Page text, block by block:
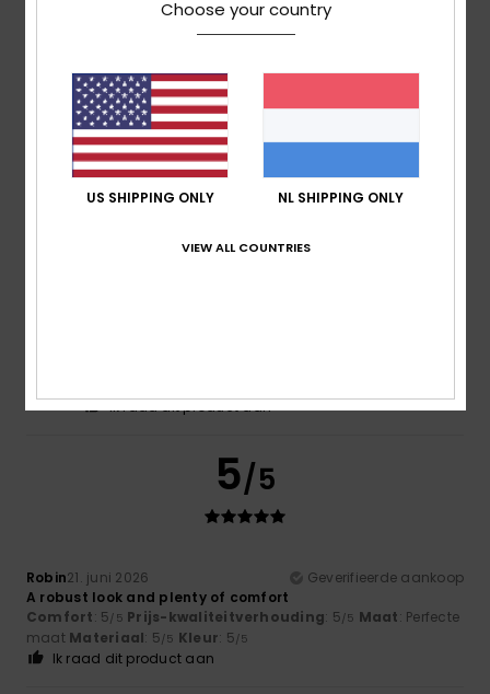
5
Mona1. juli 2026
comfortable and stylish
Ik raad dit product aan
5
Ik raad dit product aan
5/5
Robin21. juni 2026
Geverifieerde aankoop
A robust look and plenty of comfort
Comfort: 5/5 Prijs-kwaliteitverhouding: 5/5 Maat: Perfecte
maat Materiaal: 5/5 Kleur: 5/5
Ik raad dit product aan
Choose your country
US SHIPPING ONLY NL SHIPPING ONLY
VIEW ALL COUNTRIES